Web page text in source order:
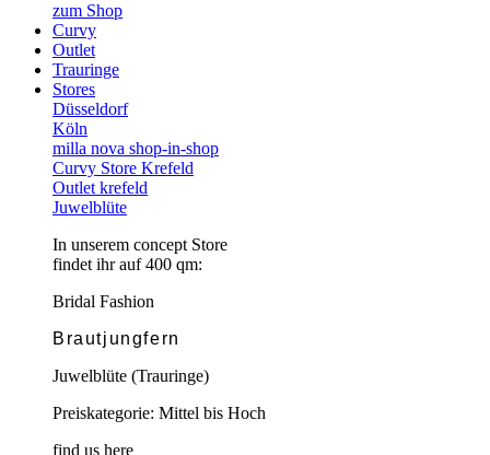
zum Shop
Curvy
Outlet
Trauringe
Stores
Düsseldorf
Köln
milla nova shop-in-shop
Curvy Store Krefeld
Outlet krefeld
Juwelblüte
In unserem concept Store
findet ihr auf 400 qm:
Bridal Fashion
Brautjungfern
Juwelblüte (Trauringe)
Preiskategorie: Mittel bis Hoch
find us here